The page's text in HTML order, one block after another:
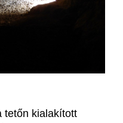
tetőn kialakított